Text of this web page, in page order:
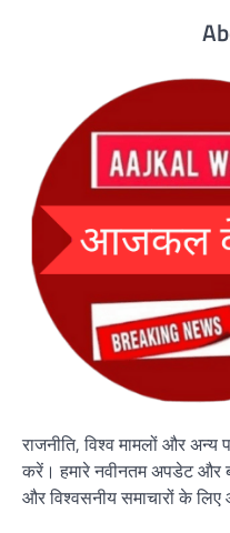
राजनीति, विश्व मामलों और
करें। हमारे नवीनतम अपडेट और
और विश्वसनीय समाचारों के